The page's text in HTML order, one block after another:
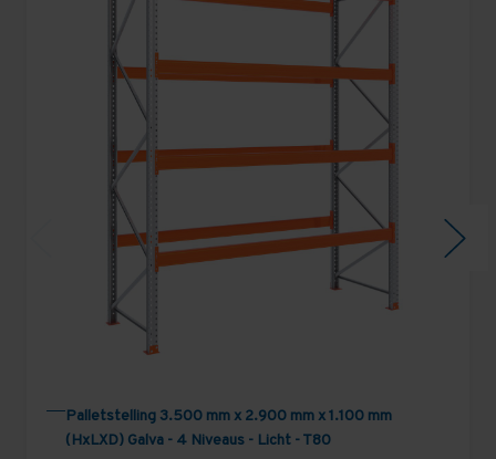
Palletstelling 3.500 mm x 2.900 mm x 1.100 mm
(HxLXD) Galva - 4 Niveaus - Licht - T80